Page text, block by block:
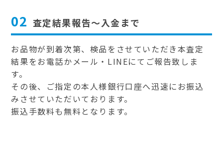
02 査定結果報告～入金まで
お品物が到着次第、検品をさせていただき本査定
結果をお電話かメール・LINEにてご報告致しま
す。
その後、ご指定の本人様銀行口座へ迅速にお振込
みさせていただいております。
振込手数料も無料となります。